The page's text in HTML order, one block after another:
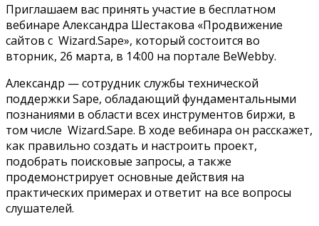
Приглашаем вас принять участие в бесплатном
вебинаре Александра Шестакова «Продвижение
сайтов с Wizard.Sape», который состоится во
вторник, 26 марта, в 14:00 на портале BeWebby.
Александр — сотрудник службы технической
поддержки Sape, обладающий фундаментальными
познаниями в области всех инструментов биржи, в
том числе Wizard.Sape. В ходе вебинара он расскажет,
как правильно создать и настроить проект,
подобрать поисковые запросы, а также
продемонстрирует основные действия на
практических примерах и ответит на все вопросы
слушателей.